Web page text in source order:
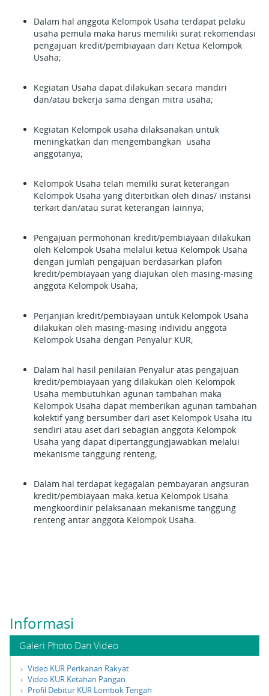
Dalam hal anggota Kelompok Usaha terdapat pelaku
usaha pemula maka harus memiliki surat rekomendasi
pengajuan kredit/pembiayaan dari Ketua Kelompok
Usaha;
Kegiatan Usaha dapat dilakukan secara mandiri
dan/atau bekerja sama dengan mitra usaha;
Kegiatan Kelompok usaha dilaksanakan untuk
meningkatkan dan mengembangkan usaha
anggotanya;
Kelompok Usaha telah memilki surat keterangan
Kelompok Usaha yang diterbitkan oleh dinas/ instansi
terkait dan/atau surat keterangan lainnya;
Pengajuan permohonan kredit/pembiayaan dilakukan
oleh Kelompok Usaha melalui ketua Kelompok Usaha
dengan jumlah pengajuan berdasarkan plafon
kredit/pembiayaan yang diajukan oleh masing-masing
anggota Kelompok Usaha;
Perjanjian kredit/pembiayaan untuk Kelompok Usaha
dilakukan oleh masing-masing individu anggota
Kelompok Usaha dengan Penyalur KUR;
Dalam hal hasil penilaian Penyalur atas pengajuan
kredit/pembiayaan yang dilakukan oleh Kelompok
Usaha membutuhkan agunan tambahan maka
Kelompok Usaha dapat memberikan agunan tambahan
kolektif yang bersumber dari aset Kelompok Usaha itu
sendiri atau aset dari sebagian anggota Kelompok
Usaha yang dapat dipertanggungjawabkan melalui
mekanisme tanggung renteng;
Dalam hal terdapat kegagalan pembayaran angsuran
kredit/pembiayaan maka ketua Kelompok Usaha
mengkoordinir pelaksanaan mekanisme tanggung
renteng antar anggota Kelompok Usaha.
Informasi
Galeri Photo Dan Video
Video KUR Perikanan Rakyat
Video KUR Ketahan Pangan
Profil Debitur KUR Lombok Tengah